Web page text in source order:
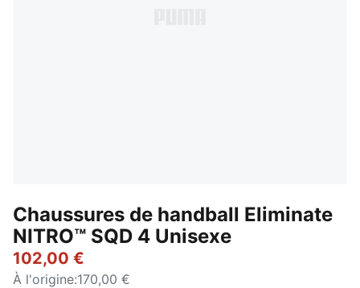
Chaussures de handball Eliminate
NITRO™ SQD 4 Unisexe
102,00 €
À l'origine:170,00 €